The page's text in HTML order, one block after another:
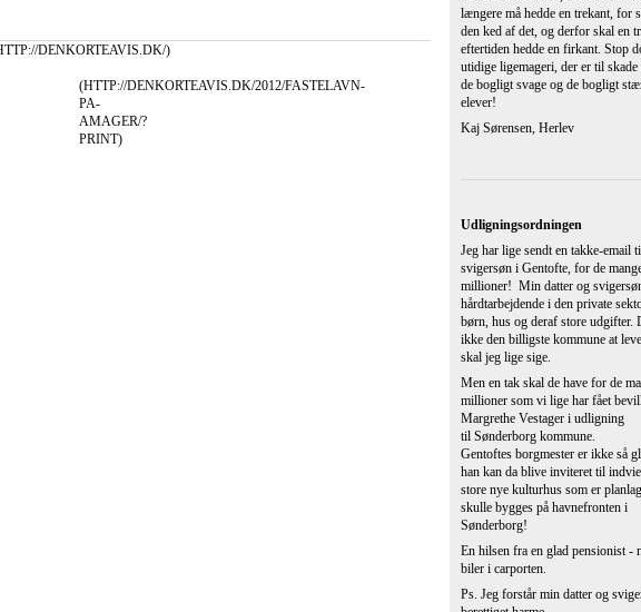
store nye kulturhus som er
skulle bygges på havnefronten i
Sønderborg!
En hilsen fra en glad pensionist -
biler i carporten.
berettiget harme.
Om øget forbrug og
Franske økonomer diskuterer om
offentligt forbrug kan skabe
Vi har jo gjort det samme i
Desværre var det tyskere og
vandt store dele af arbejdet og der
ingen tvivl om at der skabes
lande for danske kroner.
Da disse lande er så meget større
Danmark kan det vel knap
ville dog kunne mærkes i
arbejdet var gået til Danskere. Jeg
på motorvejsrenovering og
Jernbanerenovering. Banen